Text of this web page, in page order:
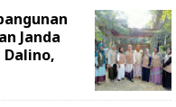
Janda